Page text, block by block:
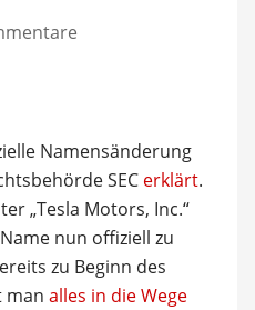
Namensänderung
SEC erklärt.
„Tesla Motors, Inc.“
nun offiziell zu
zu Beginn des
man alles in die Wege